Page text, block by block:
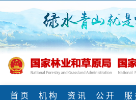
首 页 机 构 资 讯 公 开 服